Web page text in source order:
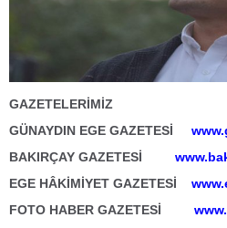
GAZETELERİMİZ
GÜNAYDIN EGE GAZETESİ
BAKIRÇAY GAZETESİ
EGE HÂKİMİYET GAZETESİ
FOTO HABER GAZETESİ